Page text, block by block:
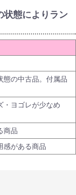
状態によりラン
態の中古品。付属品
・ヨゴレが少なめ
商品
感がある商品